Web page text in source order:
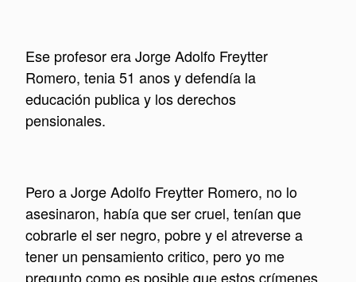
Ese profesor era Jorge Adolfo Freytter
Romero, tenia 51 anos y defendía la
educación publica y los derechos
pensionales.
Pero a Jorge Adolfo Freytter Romero, no lo
asesinaron, había que ser cruel, tenían que
cobrarle el ser negro, pobre y el atreverse a
tener un pensamiento critico, pero yo me
pregunto como es posible que estos crímenes